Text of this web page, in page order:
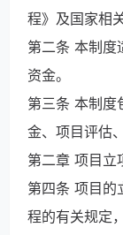
程》及国家相
第二条 本制度
资金。
第三条 本制度
金、项目评估
第二章 项目立
第四条 项目的
程的有关规定